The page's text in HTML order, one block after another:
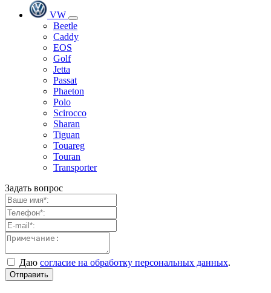
VW
Beetle
Caddy
EOS
Golf
Jetta
Passat
Phaeton
Polo
Scirocco
Sharan
Tiguan
Touareg
Touran
Transporter
Задать вопрос
Даю согласие на обработку персональных данных.
Отправить